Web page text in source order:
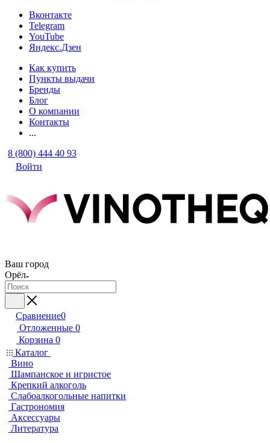
Вконтакте
Telegram
YouTube
Яндекс.Дзен
Как купить
Пункты выдачи
Бренды
Блог
О компании
Контакты
...
8 (800) 444 40 93
Войти
Ваш город
Орёл
Сравнение0
Отложенные 0
Корзина 0
Каталог
Вино
Шампанское и игристое
Крепкий алкоголь
Слабоалкогольные напитки
Гастрономия
Аксессуары
Литература